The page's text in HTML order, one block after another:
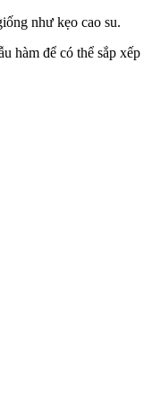
như kẹo cao su.
hàm để có thể sắp xếp